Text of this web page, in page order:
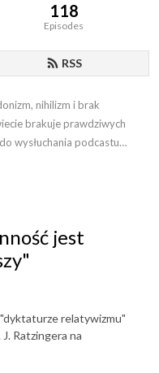
118
Episodes
RSS
nihilizm i brak
brakuje prawdziwych
wysłuchania podcastu
i marksizmu kulturowego
piękno i mądrość
lepszą przyszłość.
jest
relatywizmu"
Ratzingera na